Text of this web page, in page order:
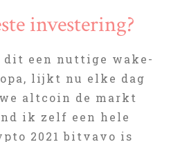
investering?
dit een nuttige wake-
lijkt nu elke dag
altcoin de markt
ik zelf een hele
2021 bitvavo is